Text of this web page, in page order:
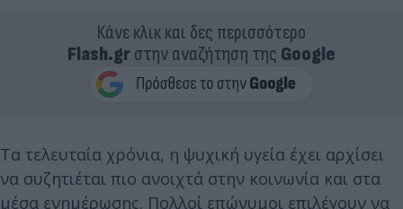
Κάνε κλικ και δες περισσότερο
Flash.grστην αναζήτηση της Google
Τα τελευταία χρόνια, η ψυχική υγεία έχει αρχίσει
να συζητιέται πιο ανοιχτά στην κοινωνία και στα
μέσα ενημέρωσης. Πολλοί επώνυμοι επιλέγουν να